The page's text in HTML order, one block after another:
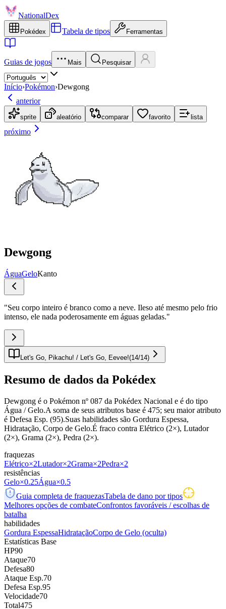
NationalDex
Pokédex Tabela de tipos Ferramentas
Guias de jogos Mais Pesquisar
Início›Pokémon›Dewgong
anterior
sprite aleatório comparar favorito lista
próximo
Dewgong
ÁguaGeloKanto
"Seu corpo inteiro é branco como a neve. Ileso até mesmo pelo frio
intenso, ele nada poderosamente em águas geladas."
Let's Go, Pikachu! / Let's Go, Eevee!(14/14)
Resumo de dados da Pokédex
Dewgong é o Pokémon nº 087 da Pokédex Nacional e é do tipo
Água / Gelo.A soma de seus atributos base é 475; seu maior atributo
é Defesa Esp. (95).Suas habilidades são Gordura Espessa,
Hidratação, Corpo de Gelo.É fraco contra Elétrico (2×), Lutador
(2×), Grama (2×), Pedra (2×).
fraquezas
Elétrico×2Lutador×2Grama×2Pedra×2
resistências
Gelo×0.25Água×0.5
Guia completa de fraquezasTabela de dano por tipos
Melhores opções de combateConfrontos favoráveis / escolhas de
batalha
habilidades
Gordura EspessaHidrataçãoCorpo de Gelo (oculta)
Estatísticas Base
HP90
Ataque70
Defesa80
Ataque Esp.70
Defesa Esp.95
Velocidade70
Total475